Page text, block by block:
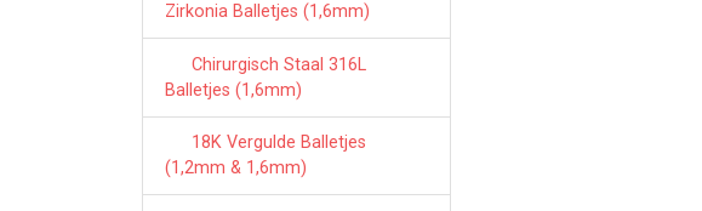
Zirkonia Balletjes (1,6mm)
Chirurgisch Staal 316L
Balletjes (1,6mm)
18K Vergulde Balletjes
(1,2mm & 1,6mm)